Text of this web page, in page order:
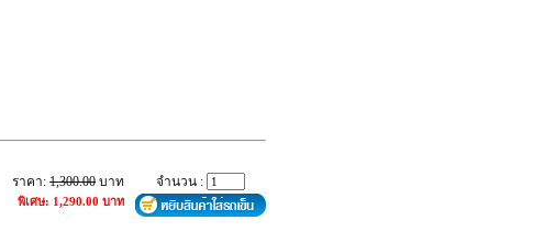
ราคา:1,300.00 บาท
พิเศษ: 1,290.00 บาท
จำนวน :